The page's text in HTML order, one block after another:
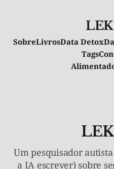
SobreLivrosData Detox
Tags
Um pesquisador
a IA escrever) sobre